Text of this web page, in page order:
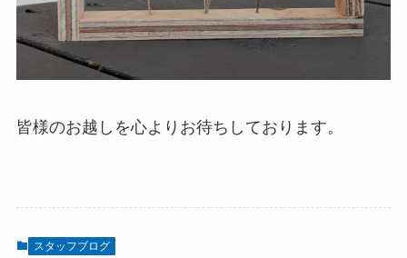
皆様のお越しを心よりお待ちしております。
スタッフブログ